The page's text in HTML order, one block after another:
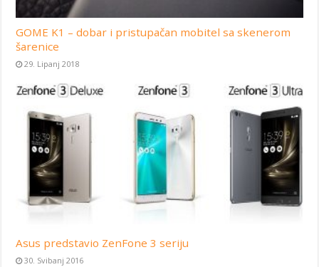
GOME K1 – dobar i pristupačan mobitel sa skenerom
šarenice
29. Lipanj 2018
Asus predstavio ZenFone 3 seriju
30. Svibanj 2016